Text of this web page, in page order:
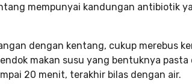
mempunyai kandungan antibiotik
dengan kentang, cukup merebus
makan susu yang bentuknya pasta
20 menit, terakhir bilas dengan air.